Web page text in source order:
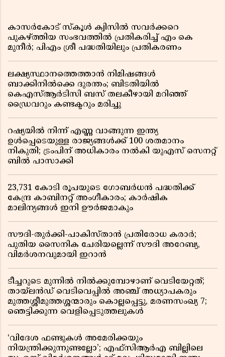
കാസർകോട് സ്കൂൾ ക്വിസിൽ സവർക്കറെ
പുകഴ്ത്തിയ സംഭവത്തിൽ പ്രതികരിച്ച് എം കെ
മുനീർ; പിഎം ശ്രീ പദ്ധതിയിലും പ്രതികരണം
ലക്ഷ്യസ്ഥാനത്തെത്താൻ നിമിഷങ്ങൾ
ബാക്കിനിൽക്കെ ദുരന്തം; ബിടതിയിൽ
കെഎസ്ആർടിസി ബസ് തലകീഴായി മറിഞ്ഞ്
ഡ്രൈവറും കണ്ടക്ടറും മരിച്ചു
റഷ്യയിൽ നിന്ന് എണ്ണ വാങ്ങുന്ന ഇന്ത്യ
ഉൾപ്പെടെയുള്ള രാജ്യങ്ങൾക്ക് 100 ശതമാനം
നികുതി; ട്രംപിന് അധികാരം നൽകി യുഎസ് സെനറ്റ്
ബിൽ പാസാക്കി
23,731 കോടി രൂപയുടെ ഗോബർധൻ പദ്ധതിക്ക്
കേന്ദ്ര കാബിനറ്റ് അംഗീകാരം; കാർഷിക
മാലിന്യങ്ങൾ ഇനി ഊർജമാകും
സൗദി-തുർക്കി-പാകിസ്താൻ പ്രതിരോധ കരാർ;
പുതിയ സൈനിക ചേരിയല്ലെന്ന് സൗദി അറേബ്യ,
വിമർശനവുമായി ഇറാൻ
ടീച്ചറുടെ മുന്നിൽ നിൽക്കുമ്പോഴാണ് വെടിയേറ്റത്;
തായ്‌ലൻഡ് വെടിവെപ്പിൽ അഞ്ച് അധ്യാപകരും
മുത്തശ്ശീമുത്തശ്ശന്മാരും കൊല്ലപ്പെട്ടു, മരണസംഖ്യ 7;
ഞെട്ടിക്കുന്ന വെളിപ്പെടുത്തലുകൾ
‘വിദേശ ഫണ്ടുകൾ അമേരിക്കയും
നിയന്ത്രിക്കുന്നുണ്ടല്ലോ’; എഫ്സിആർഎ ബില്ലിലെ